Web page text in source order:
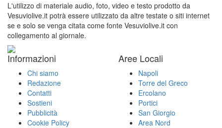
L'utilizzo di materiale audio, foto, video e testo prodotto da
Vesuviolive.it potrà essere utilizzato da altre testate o siti internet
se e solo se venga citata come fonte Vesuviolive.it con
collegamento al giornale.
Informazioni
Chi siamo
Redazione
Contatti
Sostieni
Pubblicità
Cookie Policy
Aree Locali
Napoli
Torre del Greco
Ercolano
Portici
San Giorgio
Area Nord